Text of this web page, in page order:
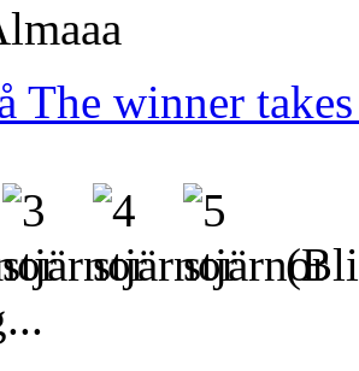
The winner
(Bli